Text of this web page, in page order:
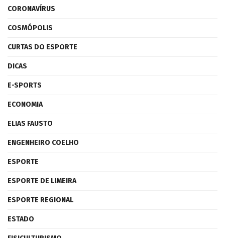
CORONAVÍRUS
COSMÓPOLIS
CURTAS DO ESPORTE
DICAS
E-SPORTS
ECONOMIA
ELIAS FAUSTO
ENGENHEIRO COELHO
ESPORTE
ESPORTE DE LIMEIRA
ESPORTE REGIONAL
ESTADO